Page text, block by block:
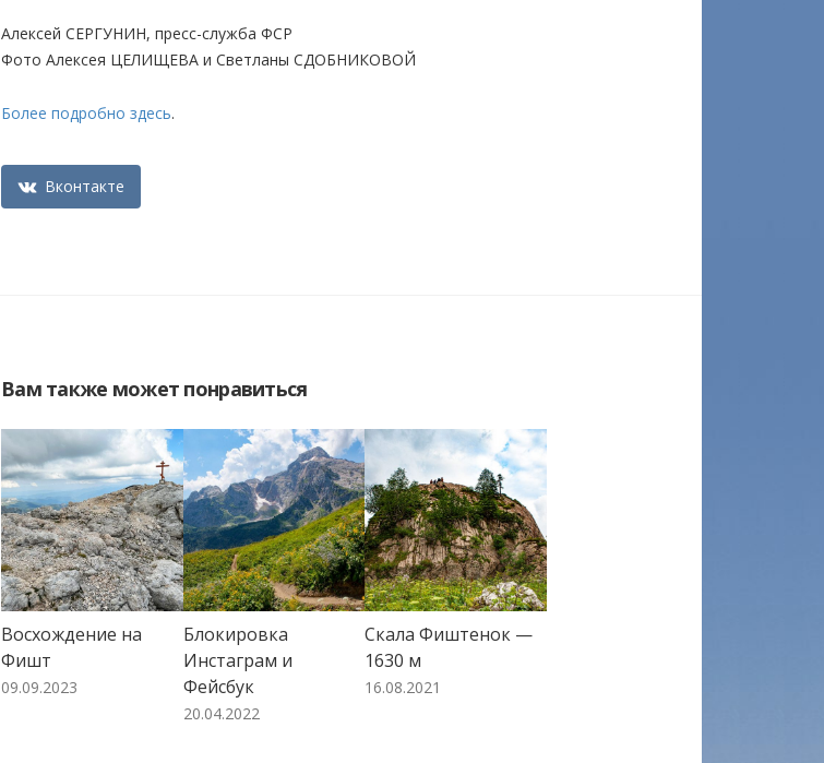
Алексей СЕРГУНИН, пресс-служба ФСР
Фото Алексея ЦЕЛИЩЕВА и Светланы СДОБНИКОВОЙ
Более подробно здесь.
Вконтакте
Вам также может понравиться
Восхождение на
Фишт
09.09.2023
Блокировка
Инстаграм и
Фейсбук
20.04.2022
Скала Фиштенок —
1630 м
16.08.2021